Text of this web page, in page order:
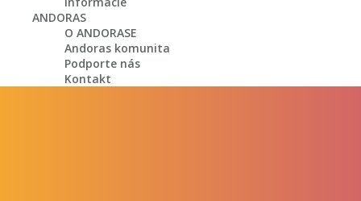
ANDORAS
O ANDORASE
Andoras komunita
Podporte nás
Kontakt